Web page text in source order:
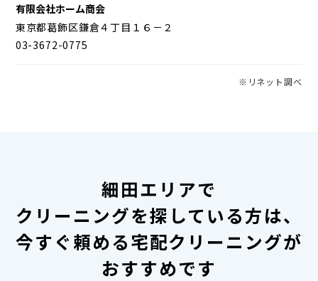
有限会社ホーム商会
東京都葛飾区鎌倉４丁目１６－２
03-3672-0775
※リネット調べ
細田エリアで
クリーニングを探している方は、
今すぐ頼める宅配クリーニングが
おすすめです